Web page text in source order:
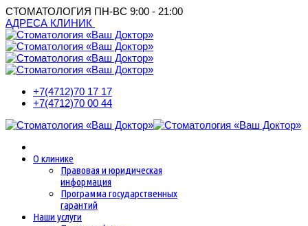
СТОМАТОЛОГИЯ ПН-ВС 9:00 - 21:00
АДРЕСА КЛИНИК
+7(4712)70 17 17
+7(4712)70 00 44
О клинике
Правовая и юридическая
информация
Программа государственных
гарантий
Наши услуги